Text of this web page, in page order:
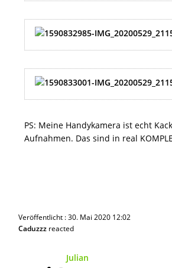
PS: Meine Handykamera ist echt
Aufnahmen. Das sind in real
Veröffentlicht : 30. Mai 2020 12:02
Caduzzz reacted
Julian